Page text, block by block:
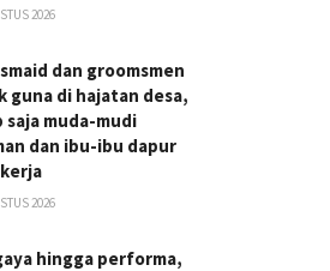
2026
dan groomsmen
guna di hajatan desa,
muda-mudi
dan ibu-ibu dapur
2026
hingga performa,